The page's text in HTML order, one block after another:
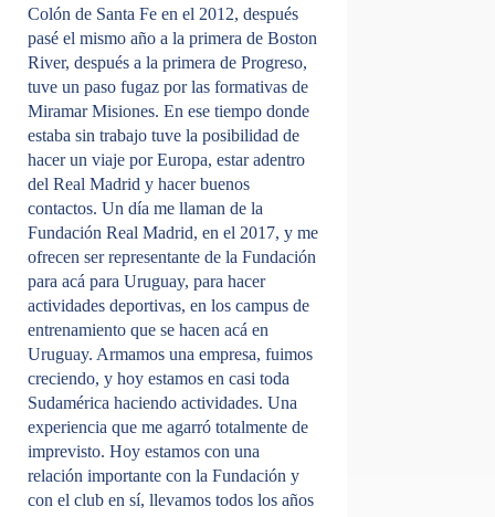
Colón de Santa Fe en el 2012, después
pasé el mismo año a la primera de Boston
River, después a la primera de Progreso,
tuve un paso fugaz por las formativas de
Miramar Misiones. En ese tiempo donde
estaba sin trabajo tuve la posibilidad de
hacer un viaje por Europa, estar adentro
del Real Madrid y hacer buenos
contactos. Un día me llaman de la
Fundación Real Madrid, en el 2017, y me
ofrecen ser representante de la Fundación
para acá para Uruguay, para hacer
actividades deportivas, en los campus de
entrenamiento que se hacen acá en
Uruguay. Armamos una empresa, fuimos
creciendo, y hoy estamos en casi toda
Sudamérica haciendo actividades. Una
experiencia que me agarró totalmente de
imprevisto. Hoy estamos con una
relación importante con la Fundación y
con el club en sí, llevamos todos los años